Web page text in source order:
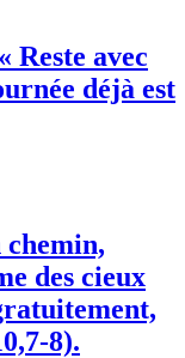
Reste avec
déjà est
chemin,
des cieux
8).